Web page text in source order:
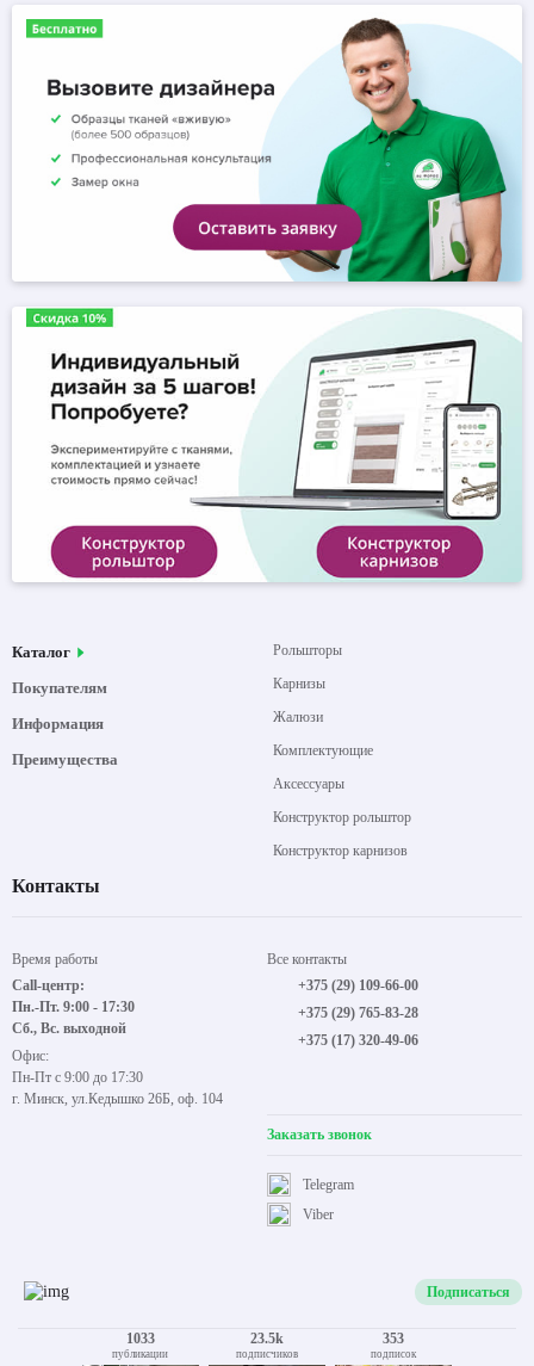
Каталог
Покупателям
Информация
Преимущества
Рольшторы
Карнизы
Жалюзи
Комплектующие
Аксессуары
Конструктор рольштор
Конструктор карнизов
Контакты
Время работы
Call-центр:
Пн.-Пт. 9:00 - 17:30
Сб., Вс. выходной
Офис:
Пн-Пт с 9:00 до 17:30
г. Минск, ул.Кедышко 26Б, оф. 104
Все контакты
+375 (29) 109-66-00
+375 (29) 765-83-28
+375 (17) 320-49-06
Заказать звонок
Viber
Telegram
Подписаться
1033
публикации
23.5k
подписчиков
353
подписок